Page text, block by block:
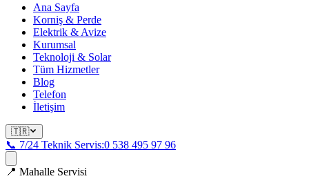
Ana Sayfa
Korniş & Perde
Elektrik & Avize
Kurumsal
Teknoloji & Solar
Tüm Hizmetler
Blog
Telefon
İletişim
🇹🇷
📞 7/24 Teknik Servis:0 538 495 97 96
📍 Mahalle Servisi